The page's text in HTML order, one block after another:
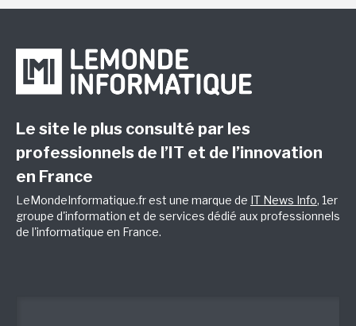
Le site le plus consulté par les
professionnels de l’IT et de l’innovation
en France
LeMondeInformatique.fr est une marque de IT News Info, 1er
groupe d'information et de services dédié aux professionnels
de l'informatique en France.